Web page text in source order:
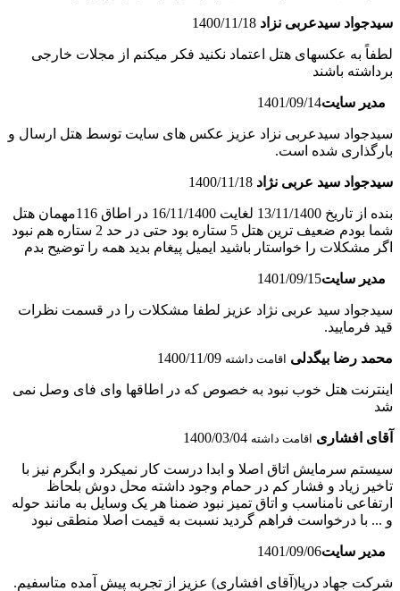
سیدجواد سیدعربی نزاد 1400/11/18
لطفاً به عکسهای هتل اعتماد نکنید فکر میکنم از مجلات خارجی
برداشته باشند
مدیر سایت1401/09/14
سیدجواد سیدعربی نزاد عزیز عکس های سایت توسط هتل ارسال و
بارگذاری شده است.
سیدجواد سید عربی نژاد 1400/11/18
بنده از تاریخ 13/11/1400 لغایت 16/11/1400 در اطاق 116مهمان هتل
شما بودم ضعیف ترین هتل 5 ستاره بود حتی در حد 2 ستاره هم نبود
اگر مشکلات را خواستار باشید ایمیل پیغام بدید همه را توضیح بدم
مدیر سایت1401/09/15
سیدجواد سید عربی نژاد عزیز لطفا مشکلات را در قسمت نظرات
قید فرمایید.
محمد رضا بیگدلی اقامت داشته 1400/11/09
اینترنت هتل خوب نبود به خصوص که در اطاقها وای فای وصل نمی
شد
آقای افشاری اقامت داشته 1400/03/04
سیستم سرمایش اتاق اصلا و ابدا درست کار نمیکرد و ابگرم نیز با
تاخیر زیاد و فشار کم در حمام وجود داشته محل دوش بلحاظ
ارتفاعی نامناسب و اتاق تمیز نبود ضمنا هر یک وسایل به مانند حوله
و ... با درخواست فراهم گردید نسبت به قیمت اصلا منطقی نبود
مدیر سایت1401/09/06
شرکت جهاد دریا(آقای افشاری) عزیز از تجربه پیش آمده متاسفیم.